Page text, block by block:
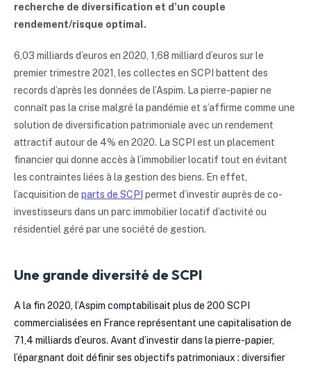
recherche de diversification et d’un couple
rendement/risque optimal.
6,03 milliards d’euros en 2020, 1,68 milliard d’euros sur le
premier trimestre 2021, les collectes en SCPI battent des
records d’après les données de l’Aspim. La pierre-papier ne
connaît pas la crise malgré la pandémie et s’affirme comme une
solution de diversification patrimoniale avec un rendement
attractif autour de 4% en 2020. La SCPI est un placement
financier qui donne accès à l’immobilier locatif tout en évitant
les contraintes liées à la gestion des biens. En effet,
l’acquisition de parts de SCPI permet d’investir auprès de co-
investisseurs dans un parc immobilier locatif d’activité ou
résidentiel géré par une société de gestion.
Une grande diversité de SCPI
A la fin 2020, l’Aspim comptabilisait plus de 200 SCPI
commercialisées en France représentant une capitalisation de
71,4 milliards d’euros. Avant d’investir dans la pierre-papier,
l’épargnant doit définir ses objectifs patrimoniaux : diversifier